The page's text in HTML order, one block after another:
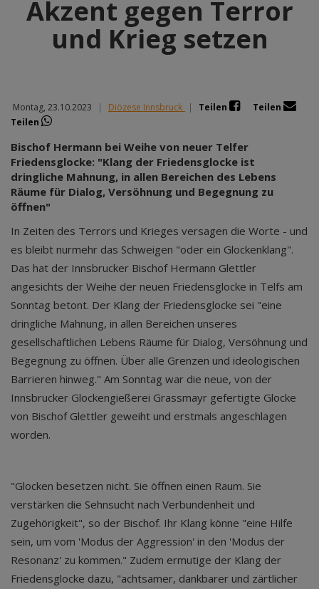
Akzent gegen Terror
und Krieg setzen
Montag, 23.10.2023 | Diözese Innsbruck | Teilen
Teilen
Teilen
Bischof Hermann bei Weihe von neuer Telfer
Friedensglocke: "Klang der Friedensglocke ist
dringliche Mahnung, in allen Bereichen des Lebens
Räume für Dialog, Versöhnung und Begegnung zu
öffnen"
In Zeiten des Terrors und Krieges versagen die Worte - und
es bleibt nurmehr das Schweigen "oder ein Glockenklang".
Das hat der Innsbrucker Bischof Hermann Glettler
angesichts der Weihe der neuen Friedensglocke in Telfs am
Sonntag betont. Der Klang der Friedensglocke sei "eine
dringliche Mahnung, in allen Bereichen unseres
gesellschaftlichen Lebens Räume für Dialog, Versöhnung und
Begegnung zu öffnen. Über alle Grenzen und ideologischen
Barrieren hinweg." Am Sonntag war die neue, von der
Innsbrucker Glockengießerei Grassmayr gefertigte Glocke
von Bischof Glettler geweiht und erstmals angeschlagen
worden.
"Glocken besetzen nicht. Sie öffnen einen Raum. Sie
verstärken die Sehnsucht nach Verbundenheit und
Zugehörigkeit", so der Bischof. Ihr Klang könne "eine Hilfe
sein, um vom 'Modus der Aggression' in den 'Modus der
Resonanz' zu kommen." Zudem ermutige der Klang der
Friedensglocke dazu, "achtsamer, dankbarer und zärtlicher